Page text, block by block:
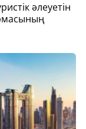
әлеуетін